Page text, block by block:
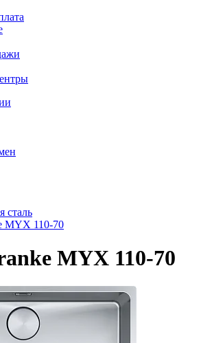
сталь
MYX 110-70
MYX 110-70